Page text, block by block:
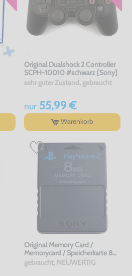
Original Dualshock 2 Controller
SCPH-10010 #schwarz [Sony]
sehr guter Zustand, gebraucht
nur55,99 €
Warenkorb
Original Memory Card /
Memorycard / Speicherkarte 8
MB #schwarz [Sony]
gebraucht, NEUWERTIG